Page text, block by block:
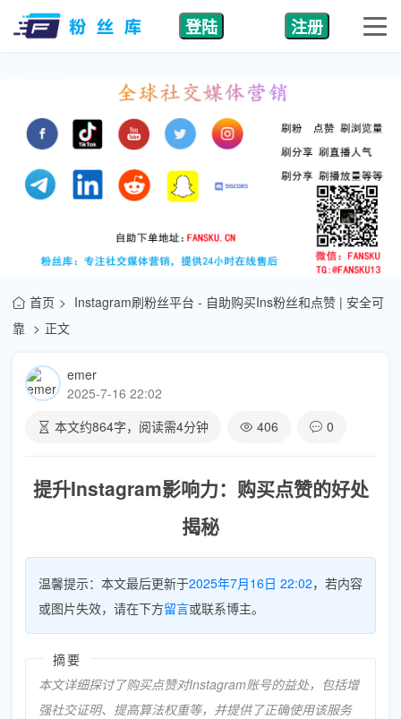
登陆 注册
首页
Instagram刷粉丝平台 - 自助购买Ins粉丝和点赞 | 安全可
靠
正文
emer
2025-7-16 22:02
本文约864字，阅读需4分钟 406 0
提升Instagram影响力：购买点赞的好处
揭秘
温馨提示：本文最后更新于2025年7月16日 22:02，若内容
或图片失效，请在下方留言或联系博主。
摘要
本文详细探讨了购买点赞对Instagram账号的益处，包括增
强社交证明、提高算法权重等，并提供了正确使用该服务